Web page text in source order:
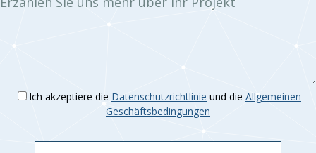
Ich akzeptiere die Datenschutzrichtlinie und die Allgemeinen
Geschäftsbedingungen